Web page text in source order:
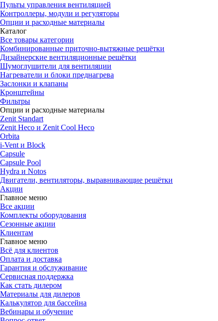
Пульты управления вентиляцией
Контроллеры, модули и регуляторы
Опции и расходные материалы
Каталог
Все товары категории
Комбинированные приточно-вытяжные решётки
Дизайнерские вентиляционные решётки
Шумоглушители для вентиляции
Нагреватели и блоки преднагрева
Заслонки и клапаны
Кронштейны
Фильтры
Опции и расходные материалы
Zenit Standart
Zenit Heco и Zenit Cool Heco
Orbita
i-Vent и Block
Capsule
Capsule Pool
Hydra и Notos
Двигатели, вентиляторы, выравнивающие решётки
Акции
Главное меню
Все акции
Комплекты оборудования
Сезонные акции
Клиентам
Главное меню
Всё для клиентов
Оплата и доставка
Гарантия и обслуживание
Сервисная поддержка
Как стать дилером
Материалы для дилеров
Калькулятор для бассейна
Вебинары и обучение